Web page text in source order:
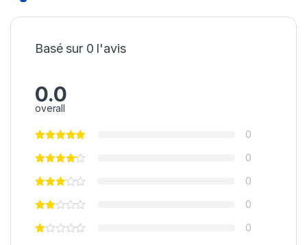
Basé sur 0 l'avis
0.0
overall
0
0
0
0
0